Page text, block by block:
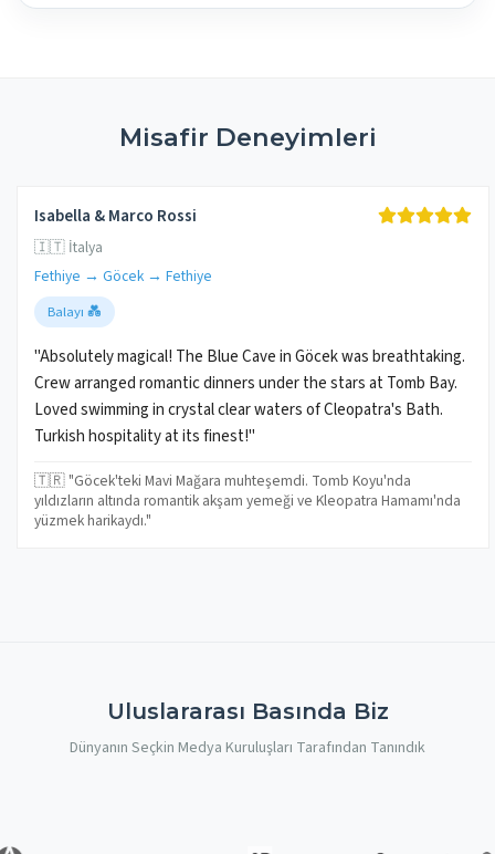
Misafir Deneyimleri
Isabella & Marco Rossi
🇮🇹 İtalya
Fethiye → Göcek → Fethiye
Balayı 💑
"Absolutely magical! The Blue Cave in Göcek was breathtaking.
Crew arranged romantic dinners under the stars at Tomb Bay.
Loved swimming in crystal clear waters of Cleopatra's Bath.
Turkish hospitality at its finest!"
🇹🇷 "Göcek'teki Mavi Mağara muhteşemdi. Tomb Koyu'nda
yıldızların altında romantik akşam yemeği ve Kleopatra Hamamı'nda
yüzmek harikaydı."
Uluslararası Basında Biz
Dünyanın Seçkin Medya Kuruluşları Tarafından Tanındık